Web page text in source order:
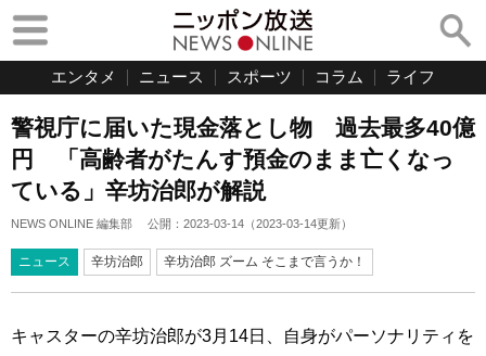
エンタメ ニュース スポーツ コラム ライフ
警視庁に届いた現金落とし物 過去最多40億
円 「高齢者がたんす預金のまま亡くなっ
ている」辛坊治郎が解説
NEWS ONLINE 編集部 公開： 2023-03-14 （2023-03-14更新）
ニュース 辛坊治郎 辛坊治郎 ズーム そこまで言うか！
キャスターの辛坊治郎が3月14日、自身がパーソナリティを